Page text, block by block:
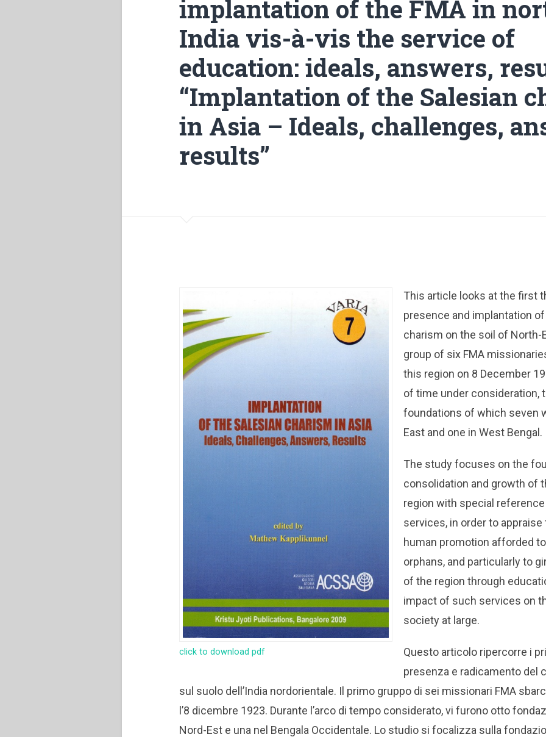
implantation of the FMA in
India vis-à-vis the service of
education: ideals, answers,
“Implantation of the Salesian
in Asia – Ideals, challenges,
results”
click to download pdf
This article looks at the first
presence and implantation
charism on the soil of North-
group of six FMA
this region on 8 December
of time under consideration,
foundations of which seven
East and one in West Bengal.
The study focuses on the
consolidation and growth of
region with special
services, in order to
human promotion afforded
orphans, and particularly to
of the region through
impact of such services on
society at large.
Questo articolo ripercorre i
presenza e radicamento del
sul suolo dell’India nordorientale. Il primo gruppo di sei missionari FMA
l’8 dicembre 1923. Durante l’arco di tempo considerato, vi furono otto
Nord-Est e una nel Bengala Occidentale. Lo studio si focalizza sulla